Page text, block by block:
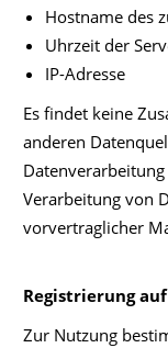
Hostname des
Uhrzeit der
IP-Adresse
Es findet keine
anderen
Verarbeitung von
vorvertraglicher
Registrierung
Zur Nutzung